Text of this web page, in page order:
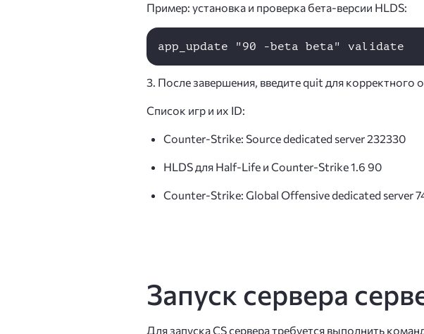
Пример: установка и проверка бета-версии HLDS:
3. После завершения, введите quit для корректного
Список игр и их ID:
Counter-Strike: Source dedicated server 232330
HLDS для Half-Life и Counter-Strike 1.6 90
Counter-Strike: Global Offensive dedicated server
Запуск сервера
Для запуска CS сервера требуется выполнить